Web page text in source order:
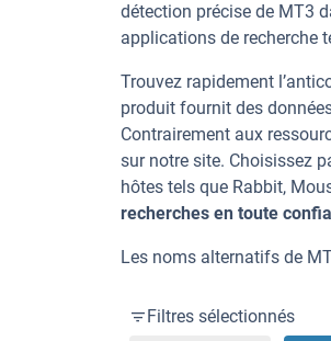
détection précise de MT3
applications de recherche
Trouvez rapidement
produit fournit des
Contrairement aux
sur notre site. Choisissez
hôtes tels que Rabbit,
recherches en toute
Les noms alternatifs de
Filtres sélectionnés